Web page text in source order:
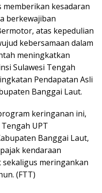
memberikan kesadaran
berkewajiban
atas kepedulian
kebersamaan dalam
meningkatkan
Sulawesi Tengah
Pendapatan Asli
Banggai Laut.
keringanan ini,
UPT
Banggai Laut,
kendaraan
meringankan
(FTT)